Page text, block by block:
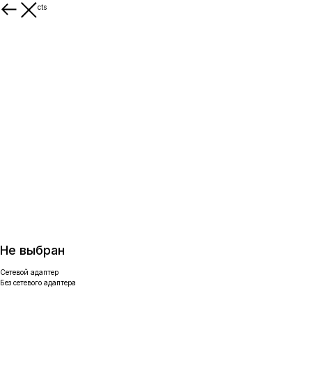
More products
Не выбран
Сетевой адаптер
Без сетевого адаптера